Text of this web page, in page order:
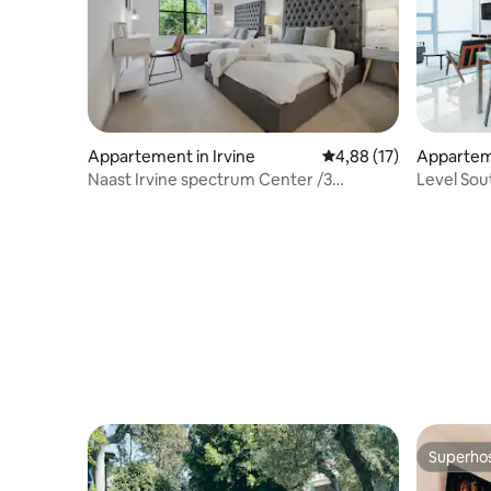
Appartement in Irvine Gemiddelde
4,88 (17)
Naast Irvine spectrum Center /3
Los
Level